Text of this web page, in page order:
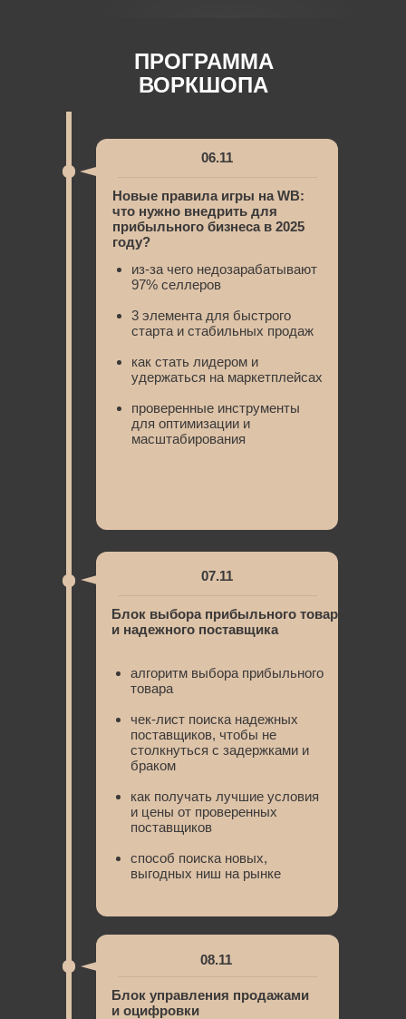
ПРОГРАММА
ВОРКШОПА
06.11
Новые правила игры на WB:
что нужно внедрить для
прибыльного бизнеса в 2025
году?
07.11
Блок выбора прибыльного товара
и надежного поставщика
из-за чего недозарабатывают
97% селлеров
3 элемента для быстрого
старта и стабильных продаж
как стать лидером и
удержаться на маркетплейсах
проверенные инструменты
для оптимизации и
масштабирования
алгоритм выбора прибыльного
товара
чек-лист поиска надежных
поставщиков, чтобы не
столкнуться с задержками и
браком
как получать лучшие условия
и цены от проверенных
поставщиков
способ поиска новых,
выгодных ниш на рынке
08.11
Блок управления продажами
и оцифровки